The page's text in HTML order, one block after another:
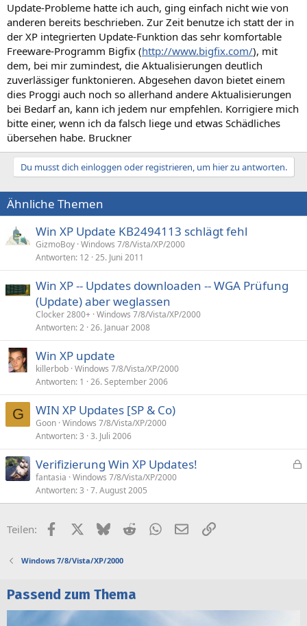
Update-Probleme hatte ich auch, ging einfach nicht wie von
anderen bereits beschrieben. Zur Zeit benutze ich statt der in
der XP integrierten Update-Funktion das sehr komfortable
Freeware-Programm Bigfix (http://www.bigfix.com/), mit
dem, bei mir zumindest, die Aktualisierungen deutlich
zuverlässiger funktonieren. Abgesehen davon bietet einem
dies Proggi auch noch so allerhand andere Aktualisierungen
bei Bedarf an, kann ich jedem nur empfehlen. Korrigiere mich
bitte einer, wenn ich da falsch liege und etwas Schädliches
übersehen habe. Bruckner
Du musst dich einloggen oder registrieren, um hier zu antworten.
Ähnliche Themen
Win XP Update KB2494113 schlägt fehl
GizmoBoy Windows 7/8/Vista/XP/2000
Antworten 12 25. Juni 2011
Win XP -- Updates downloaden -- WGA Prüfung
(Update) aber weglassen
Clocker 2800+ Windows 7/8/Vista/XP/2000
Antworten 2 26. Januar 2008
Win XP update
killerbob Windows 7/8/Vista/XP/2000
Antworten 1 26. September 2006
G WIN XP Updates [SP & Co)
Goon Windows 7/8/Vista/XP/2000
Antworten 3 3. Juli 2006
p
Verifizierung Win XP Updates!
fantasia Windows 7/8/Vista/XP/2000
Antworten 3 7. August 2005
Teilen: FacebookX (Twitter)
BlueskyRedditWhatsApp
E-MailLink
Windows 7/8/Vista/XP/2000
Passend zum Thema